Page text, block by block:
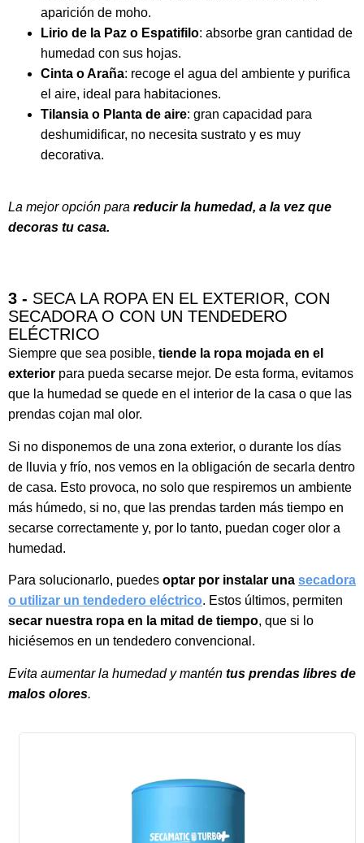
aparición de moho.
Lirio de la Paz o Espatifilo: absorbe gran cantidad de
humedad con sus hojas.
Cinta o Araña: recoge el agua del ambiente y purifica
el aire, ideal para habitaciones.
Tilansia o Planta de aire: gran capacidad para
deshumidificar, no necesita sustrato y es muy
decorativa.
La mejor opción para reducir la humedad, a la vez que
decoras tu casa.
3 - SECA LA ROPA EN EL EXTERIOR, CON
SECADORA O CON UN TENDEDERO
ELÉCTRICO
Siempre que sea posible, tiende la ropa mojada en el
exterior para pueda secarse mejor. De esta forma, evitamos
que la humedad se quede en el interior de la casa o que las
prendas cojan mal olor.
Si no disponemos de una zona exterior, o durante los días
de lluvia y frío, nos vemos en la obligación de secarla dentro
de casa. Esto provoca, no solo que respiremos un ambiente
más húmedo, si no, que las prendas tarden más tiempo en
secarse correctamente y, por lo tanto, puedan coger olor a
humedad.
Para solucionarlo, puedes optar por instalar una secadora
o utilizar un tendedero eléctrico. Estos últimos, permiten
secar nuestra ropa en la mitad de tiempo, que si lo
hiciésemos en un tendedero convencional.
Evita aumentar la humedad y mantén tus prendas libres de
malos olores.